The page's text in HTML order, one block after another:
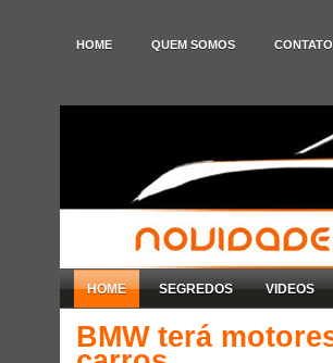
HOME QUEM SOMOS CONTATO
HOME SEGREDOS VIDEOS
BMW terá